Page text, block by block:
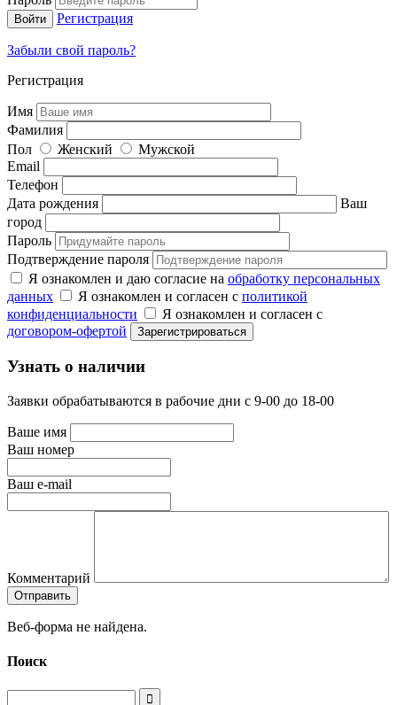
Регистрация
Забыли свой пароль?
Регистрация
Имя
Фамилия
Пол
Женский
Мужской
Email
Телефон
Дата рождения
Ваш
город
Пароль
Подтверждение пароля
Я ознакомлен и даю согласие на обработку персональных
данных
Я ознакомлен и согласен с политикой
конфиденциальности
Я ознакомлен и согласен с
договором-офертой
Узнать о наличии
Заявки обрабатываются в рабочие дни с 9-00 до 18-00
Ваше имя
Ваш номер
Ваш e-mail
Комментарий
Веб-форма не найдена.
Поиск